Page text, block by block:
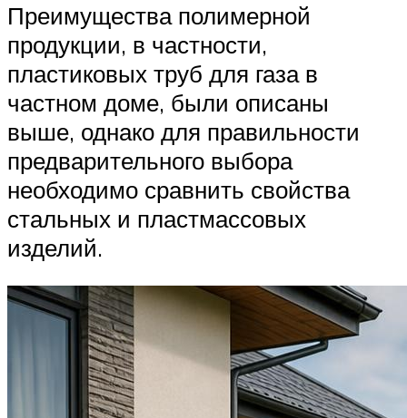
Преимущества полимерной
продукции, в частности,
пластиковых труб для газа в
частном доме, были описаны
выше, однако для правильности
предварительного выбора
необходимо сравнить свойства
стальных и пластмассовых
изделий.